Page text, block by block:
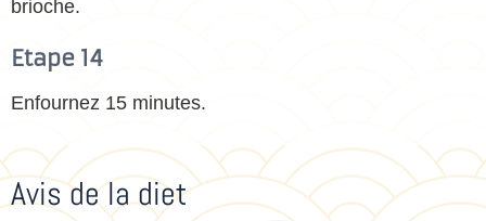
brioche.
Etape 14
Enfournez 15 minutes.
Avis de la diet